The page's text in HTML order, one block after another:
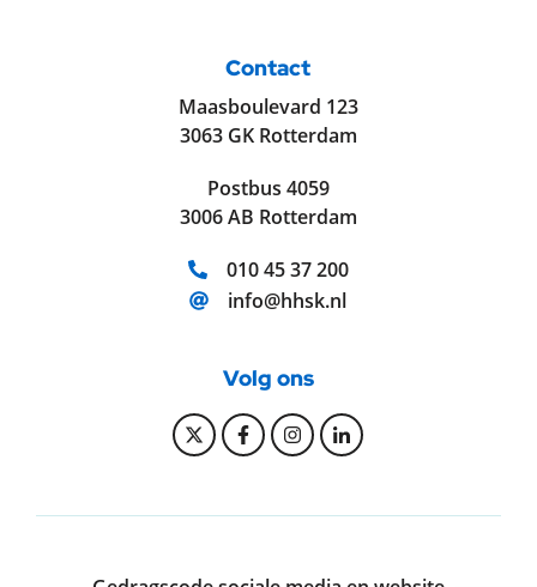
Contact
Maasboulevard 123
3063 GK Rotterdam
Postbus 4059
3006 AB Rotterdam
Telefoonnummer:
010 45 37 200
E-mailadres:
info@hhsk.nl
Volg ons
Bekijk onze Twitter pagina
Bekijk onze Facebook
Bekijk onze Instagram
Bekijk onze